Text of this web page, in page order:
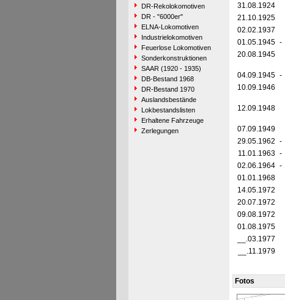
DR-Rekolokomotiven
DR - "6000er"
ELNA-Lokomotiven
Industrielokomotiven
Feuerlose Lokomotiven
Sonderkonstruktionen
SAAR (1920 - 1935)
DB-Bestand 1968
DR-Bestand 1970
Auslandsbestände
Lokbestandslisten
Erhaltene Fahrzeuge
Zerlegungen
31.08.1924
21.10.1925
02.02.1937
01.05.1945 -
20.08.1945
04.09.1945 -
10.09.1946
12.09.1948
07.09.1949
29.05.1962 -
11.01.1963 -
02.06.1964 -
01.01.1968
14.05.1972
20.07.1972
09.08.1972
01.08.1975
__.03.1977
__.11.1979
Fotos